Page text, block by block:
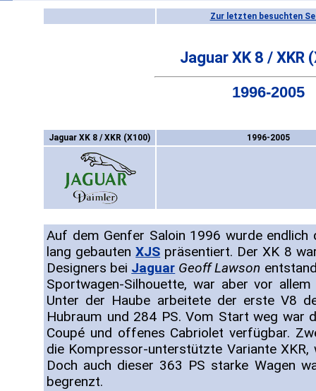
Zur letzten besuchten
Jaguar XK 8 / XKR
1996-2005
Jaguar XK 8 / XKR (X100) 1996-2005
Auf dem Genfer Saloin 1996 wurde
lang gebautenXJS präsentiert. Der XK 8
Designers bei Jaguar Geoff Lawson
Sportwagen-Silhouette, war aber vor
Unter der Haube arbeitete der erste V8
Hubraum und 284 PS. Vom Start weg war
Coupé und offenes Cabriolet verfügbar.
die Kompressor-unterstützte Variante XKR,
Doch auch dieser 363 PS starke Wagen
begrenzt.